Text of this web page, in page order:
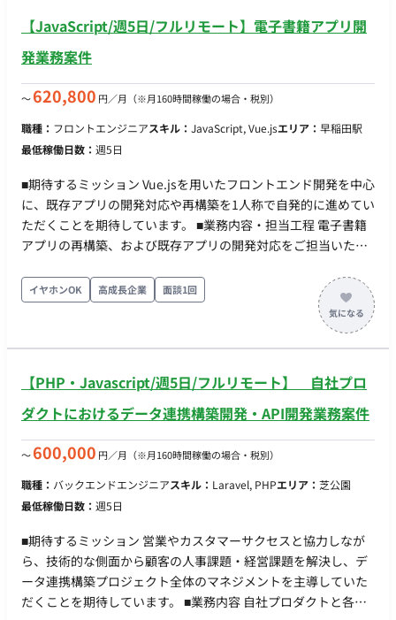
IPv4/PPPoE接続環境をご自身で用意できることが条件。地方在
住の方も可）
【JavaScript/週5日/フルリモート】電子書籍アプリ開
発業務案件
〜620,800 円／月 （※月160時間稼働の場合・税別）
職種： フロントエンジニアスキル： JavaScript, Vue.jsエリア： 早稲田駅
最低稼働日数： 週5日
■期待するミッション Vue.jsを用いたフロントエンド開発を中心
に、既存アプリの開発対応や再構築を1人称で自発的に進めてい
ただくことを期待しています。 ■業務内容・担当工程 電子書籍
アプリの再構築、および既存アプリの開発対応をご担当いただ
ム体制 50名以上の募集を行っている大規模プロジェクト（詳細
な職種やチームごとの人数は不明） ■開発環境 - プログラミン
安：月間140〜190時間程度） ・リモート稼働：フルリモート
用意できることが条件。地方在住の方も可）
イヤホンOK 高成長企業 面談1回
【PHP・Javascript/週5日/フルリモート】 自社プロ
ダクトにおけるデータ連携構築開発・API開発業務案件
〜600,000 円／月 （※月160時間稼働の場合・税別）
職種： バックエンドエンジニアスキル： Laravel, PHPエリア： 芝公園
最低稼働日数： 週5日
■期待するミッション 営業やカスタマーサクセスと協力しなが
ら、技術的な側面から顧客の人事課題・経営課題を解決し、デ
ータ連携構築プロジェクト全体のマネジメントを主導していた
だくことを期待しています。 ■業務内容 自社プロダクトと各種